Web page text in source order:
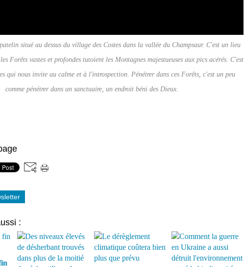
situé au dessus du village des Costes dans la vallée du Champsaur. C'est un lieu
Forêts vastes et profondes tutoient les Montagnes majestueuses aux pics acérés. C'est
qui nous invite au calme et à l'introspection. Pénétrer dans ces Forêts, c'est un peu
comme pénétrer dans un sanctuaire, un endroit béni des Dieux.
: